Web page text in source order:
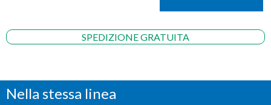
SPEDIZIONE GRATUITA
Nella stessa linea